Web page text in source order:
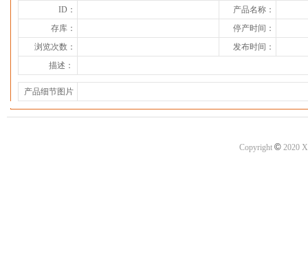
ID：
产品名称：
存库：
停产时间：
浏览次数：
发布时间：
描述：
产品细节图片
Copyright ©2020